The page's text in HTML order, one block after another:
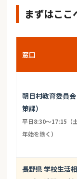
まずはここ
窓口
朝日村教育委員
策課）
平日8:30〜17:15（
年始を除く）
長野県 学校生活